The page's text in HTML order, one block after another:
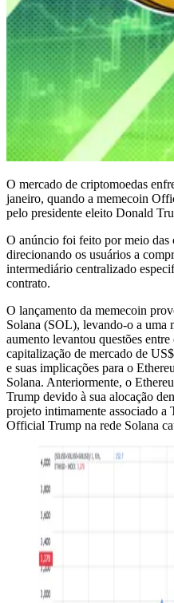
O mercado de criptomoedas
janeiro, quando a memecoin
pelo presidente eleito Donald
O anúncio foi feito por meio das
direcionando os usuários a
intermediário centralizado
contrato.
O lançamento da memecoin
Solana (SOL), levando-o a uma
aumento levantou questões entre
capitalização de mercado de
e suas implicações para o
Solana. Anteriormente, o
Trump devido à sua alocação
projeto intimamente associado a
Official Trump na rede Solana